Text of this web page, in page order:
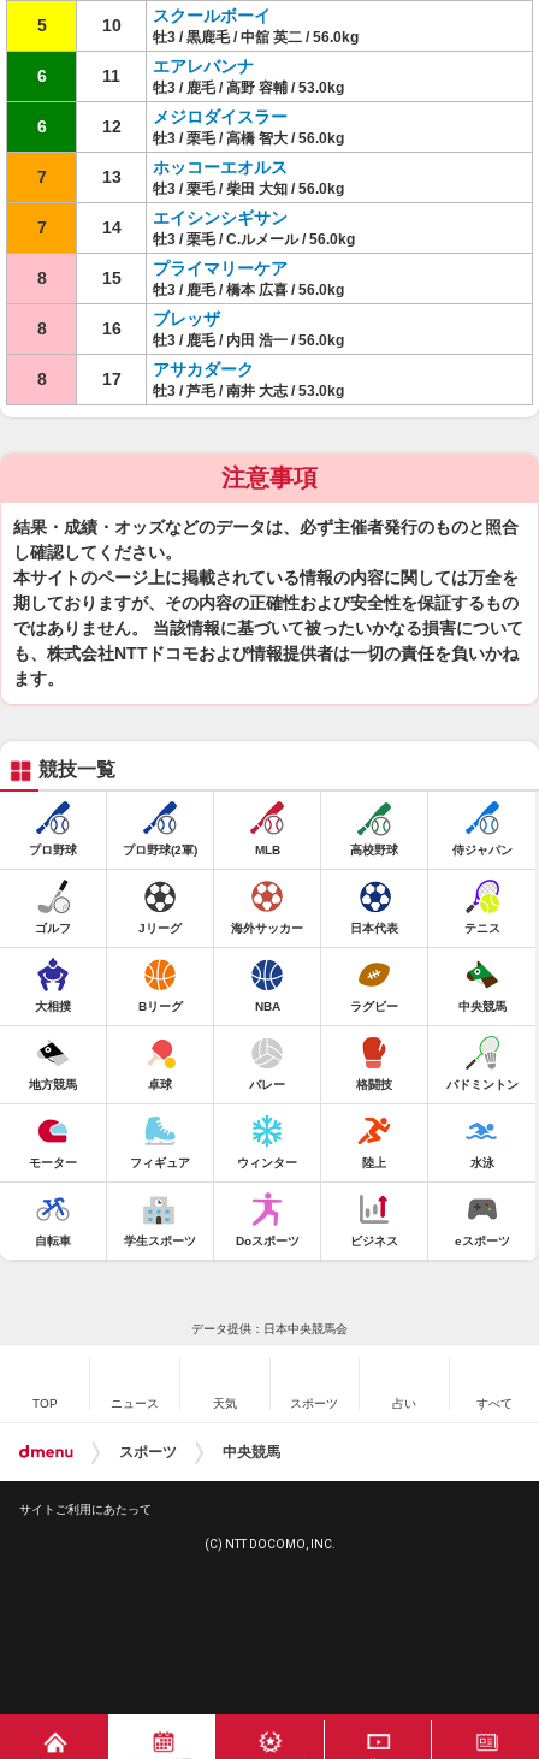
5 10 スクールボーイ
牡3 / 黒鹿毛 / 中舘 英二 / 56.0kg
6 11 エアレバンナ
牡3 / 鹿毛 / 高野 容輔 / 53.0kg
6 12 メジロダイスラー
牡3 / 栗毛 / 高橋 智大 / 56.0kg
7 13 ホッコーエオルス
牡3 / 栗毛 / 柴田 大知 / 56.0kg
7 14 エイシンシギサン
牡3 / 栗毛 / C.ルメール / 56.0kg
8 15 プライマリーケア
牡3 / 鹿毛 / 橋本 広喜 / 56.0kg
8 16 ブレッザ
牡3 / 鹿毛 / 内田 浩一 / 56.0kg
8 17 アサカダーク
牡3 / 芦毛 / 南井 大志 / 53.0kg
注意事項
結果・成績・オッズなどのデータは、必ず主催者発行のものと照合
し確認してください。
本サイトのページ上に掲載されている情報の内容に関しては万全を
期しておりますが、その内容の正確性および安全性を保証するもの
ではありません。 当該情報に基づいて被ったいかなる損害について
も、株式会社NTTドコモおよび情報提供者は一切の責任を負いかね
ます。
競技一覧
プロ野球 プロ野球(2軍) MLB 高校野球 侍ジャパン
ゴルフ Jリーグ 海外サッカー 日本代表 テニス
大相撲 Bリーグ NBA ラグビー 中央競馬
地方競馬 卓球 バレー 格闘技 バドミントン
モーター フィギュア ウィンター 陸上 水泳
自転車 学生スポーツ Doスポーツ ビジネス eスポーツ
データ提供：日本中央競馬会
TOP ニュース 天気 スポーツ 占い すべて
スポーツ 中央競馬
サイトご利用にあたって
(C) NTT DOCOMO, INC.